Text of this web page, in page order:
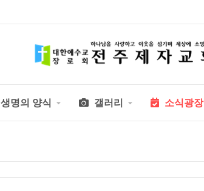
생명의 양식 갤러리 소식광장